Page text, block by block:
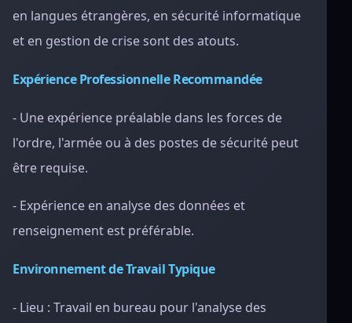
en langues étrangères, en sécurité informatique
et en gestion de crise sont des atouts.
Expérience Professionnelle Recommandée
- Une expérience préalable dans les forces de
l'ordre, l'armée ou à des postes de sécurité peut
être requise.
- Expérience en analyse des données et
renseignement est préférable.
Environnement de Travail Typique
- Lieu : Travail en bureau pour l'analyse des